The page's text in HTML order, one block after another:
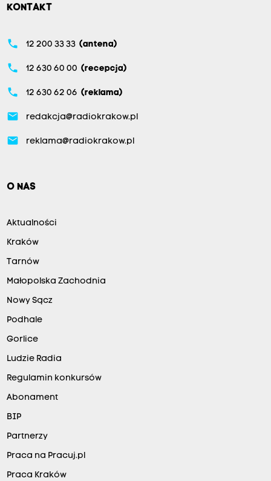
KONTAKT
phone 12 200 33 33 (antena)
phone 12 630 60 00 (recepcja)
phone 12 630 62 06 (reklama)
email redakcja@radiokrakow.pl
email reklama@radiokrakow.pl
O NAS
Aktualności
Kraków
Tarnów
Małopolska Zachodnia
Nowy Sącz
Podhale
Gorlice
Ludzie Radia
Regulamin konkursów
Abonament
BIP
Partnerzy
Praca na Pracuj.pl
Praca Kraków